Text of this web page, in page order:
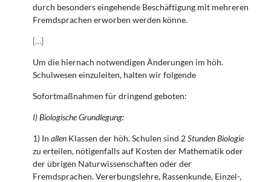
durch besonders eingehende Beschäftigung mit mehreren
Fremdsprachen erworben werden könne.
[…]
Um die hiernach notwendigen Änderungen im höh.
Schulwesen einzuleiten, halten wir folgende
Sofortmaßnahmen für dringend geboten:
I) Biologische Grundlegung:
1) In allen Klassen der höh. Schulen sind 2Stunden Biologie
zu erteilen, nötigenfalls auf Kosten der Mathematik oder
der übrigen Naturwissenschaften oder der
Fremdsprachen. Vererbungslehre, Rassenkunde, Einzel-,